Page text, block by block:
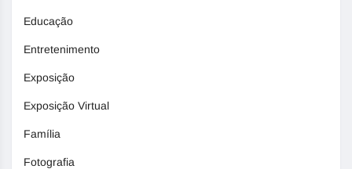
Educação
Entretenimento
Exposição
Exposição Virtual
Família
Fotografia